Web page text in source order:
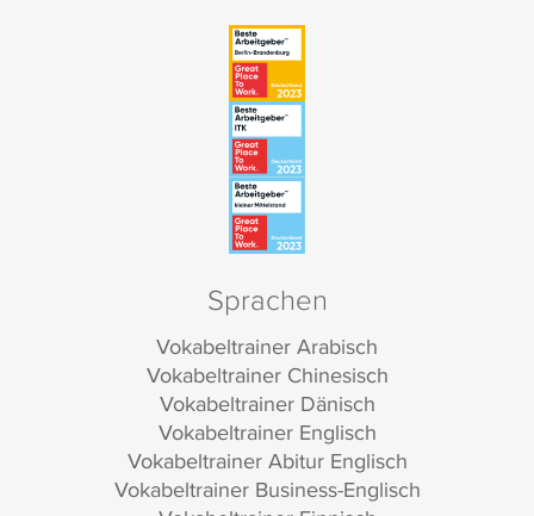
Sprachen
Vokabeltrainer Arabisch
Vokabeltrainer Chinesisch
Vokabeltrainer Dänisch
Vokabeltrainer Englisch
Vokabeltrainer Abitur Englisch
Vokabeltrainer Business-Englisch